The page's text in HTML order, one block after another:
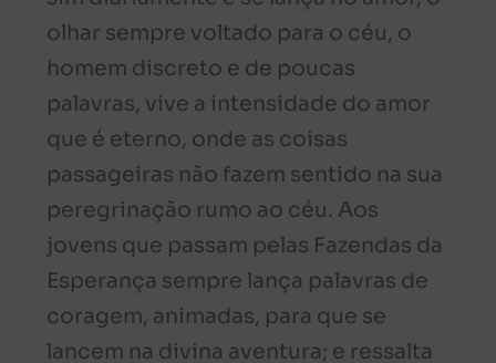
olhar sempre voltado para o céu, o
homem discreto e de poucas
palavras, vive a intensidade do amor
que é eterno, onde as coisas
passageiras não fazem sentido na sua
peregrinação rumo ao céu. Aos
jovens que passam pelas Fazendas da
Esperança sempre lança palavras de
coragem, animadas, para que se
lancem na divina aventura; e ressalta